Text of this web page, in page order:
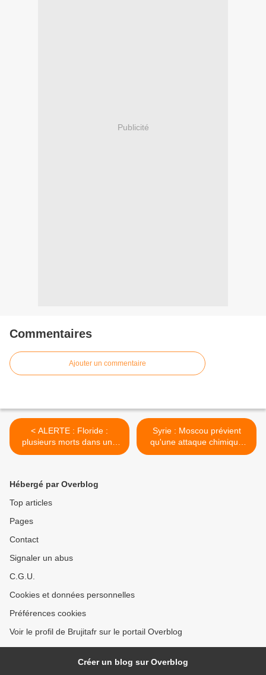
Publicité
Commentaires
Ajouter un commentaire
< ALERTE : Floride :
plusieurs morts dans une
fusillade pendant un tournoi
Syrie : Moscou prévient
qu'une attaque chimique
pourrait être mise en scène
Hébergé par Overblog
Top articles
Pages
Contact
Signaler un abus
C.G.U.
Cookies et données personnelles
Préférences cookies
Voir le profil de Brujitafr sur le portail Overblog
Créer un blog sur Overblog